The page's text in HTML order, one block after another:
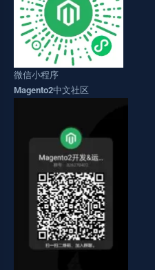
微信小程序
Magento2中文社区